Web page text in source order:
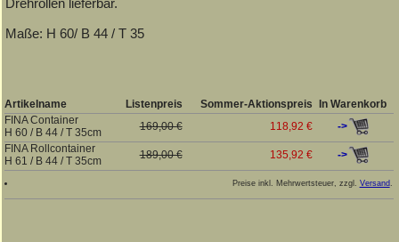
Drehrollen lieferbar.
Maße: H 60/ B 44 / T 35
Artikelname Listenpreis Sommer-Aktionspreis
In Warenkorb
FINA Container
H 60 / B 44 / T 35cm
169,00 € 118,92 €
->
FINA Rollcontainer
H 61 / B 44 / T 35cm
189,00 € 135,92 € ->
Preise inkl. Mehrwertsteuer, zzgl. Versand.